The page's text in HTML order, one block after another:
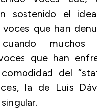
sostenido el
voces que han
muchos
que han
del
la de Luis